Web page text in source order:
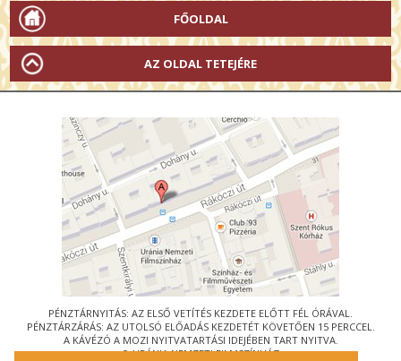
FŐOLDAL
AZ OLDAL TETEJÉRE
PÉNZTÁRNYITÁS: AZ ELSŐ VETÍTÉS KEZDETE ELŐTT FÉL ÓRÁVAL.
PÉNZTÁRZÁRÁS: AZ UTOLSÓ ELŐADÁS KEZDETÉT KÖVETŐEN 15 PERCCEL.
A KÁVÉZÓ A MOZI NYITVATARTÁSI IDEJÉBEN TART NYITVA.
© URÁNIA NEMZETI FILMSZÍNHÁZ